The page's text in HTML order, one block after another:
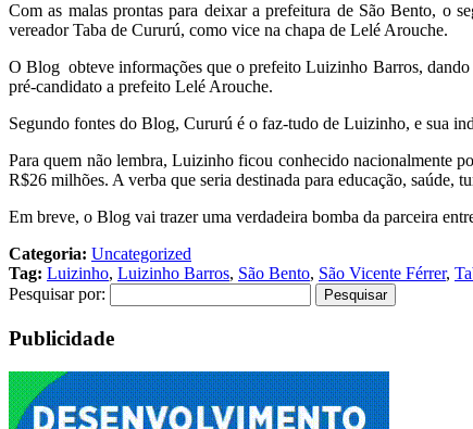
Com as malas prontas para deixar a prefeitura de São Bento, o
vereador Taba de Cururú, como vice na chapa de Lelé Arouche.
O Blog obteve informações que o prefeito Luizinho Barros, dando
pré-candidato a prefeito Lelé Arouche.
Segundo fontes do Blog, Cururú é o faz-tudo de Luizinho, e sua
Para quem não lembra, Luizinho ficou conhecido nacionalmente
R$26 milhões. A verba que seria destinada para educação,
Em breve, o Blog vai trazer uma verdadeira bomba da parceira
Categoria: Uncategorized
Tag: Luizinho, Luizinho Barros, São Bento, São Vicente Férrer,
Pesquisar por:
Publicidade